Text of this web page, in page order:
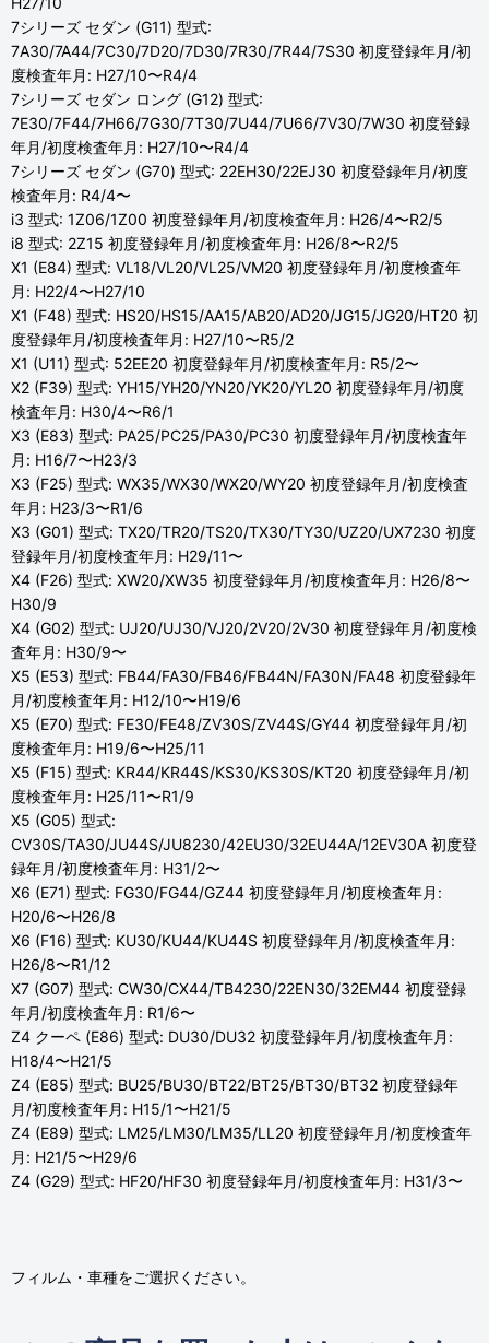
7シリーズ セダン (G11) 型式:
7A30/7A44/7C30/7D20/7D30/7R30/7R44/7S30 初度登録年月/初
度検査年月: H27/10〜R4/4
7シリーズ セダン ロング (G12) 型式:
7E30/7F44/7H66/7G30/7T30/7U44/7U66/7V30/7W30 初度登録
年月/初度検査年月: H27/10〜R4/4
7シリーズ セダン (G70) 型式: 22EH30/22EJ30 初度登録年月/初度
検査年月: R4/4〜
i3 型式: 1Z06/1Z00 初度登録年月/初度検査年月: H26/4〜R2/5
i8 型式: 2Z15 初度登録年月/初度検査年月: H26/8〜R2/5
X1 (E84) 型式: VL18/VL20/VL25/VM20 初度登録年月/初度検査年
月: H22/4〜H27/10
X1 (F48) 型式: HS20/HS15/AA15/AB20/AD20/JG15/JG20/HT20 初
度登録年月/初度検査年月: H27/10〜R5/2
X1 (U11) 型式: 52EE20 初度登録年月/初度検査年月: R5/2〜
X2 (F39) 型式: YH15/YH20/YN20/YK20/YL20 初度登録年月/初度
検査年月: H30/4〜R6/1
X3 (E83) 型式: PA25/PC25/PA30/PC30 初度登録年月/初度検査年
月: H16/7〜H23/3
X3 (F25) 型式: WX35/WX30/WX20/WY20 初度登録年月/初度検査
年月: H23/3〜R1/6
X3 (G01) 型式: TX20/TR20/TS20/TX30/TY30/UZ20/UX7230 初度
登録年月/初度検査年月: H29/11〜
X4 (F26) 型式: XW20/XW35 初度登録年月/初度検査年月: H26/8〜
H30/9
X4 (G02) 型式: UJ20/UJ30/VJ20/2V20/2V30 初度登録年月/初度検
査年月: H30/9〜
X5 (E53) 型式: FB44/FA30/FB46/FB44N/FA30N/FA48 初度登録年
月/初度検査年月: H12/10〜H19/6
X5 (E70) 型式: FE30/FE48/ZV30S/ZV44S/GY44 初度登録年月/初
度検査年月: H19/6〜H25/11
X5 (F15) 型式: KR44/KR44S/KS30/KS30S/KT20 初度登録年月/初
度検査年月: H25/11〜R1/9
X5 (G05) 型式:
CV30S/TA30/JU44S/JU8230/42EU30/32EU44A/12EV30A 初度登
録年月/初度検査年月: H31/2〜
X6 (E71) 型式: FG30/FG44/GZ44 初度登録年月/初度検査年月:
H20/6〜H26/8
X6 (F16) 型式: KU30/KU44/KU44S 初度登録年月/初度検査年月:
H26/8〜R1/12
X7 (G07) 型式: CW30/CX44/TB4230/22EN30/32EM44 初度登録
年月/初度検査年月: R1/6〜
Z4 クーペ (E86) 型式: DU30/DU32 初度登録年月/初度検査年月:
H18/4〜H21/5
Z4 (E85) 型式: BU25/BU30/BT22/BT25/BT30/BT32 初度登録年
月/初度検査年月: H15/1〜H21/5
Z4 (E89) 型式: LM25/LM30/LM35/LL20 初度登録年月/初度検査年
月: H21/5〜H29/6
Z4 (G29) 型式: HF20/HF30 初度登録年月/初度検査年月: H31/3〜
フィルム・車種をご選択ください。